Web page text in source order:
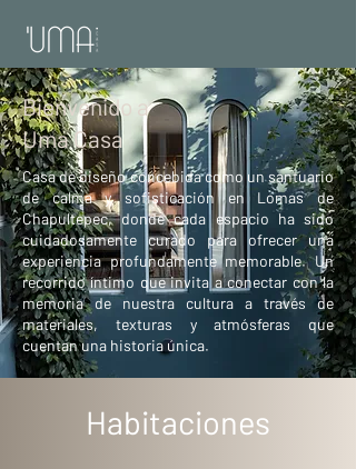
Bienvenido a
Uma Casa
Casa de diseño concebida como un santuario
de calma y sofisticación en Lomas de
Chapultepec, donde cada espacio ha sido
cuidadosamente curado para ofrecer una
experiencia profundamente memorable. Un
recorrido íntimo que invita a conectar con la
memoria de nuestra cultura a través de
materiales, texturas y atmósferas que
cuentan una historia única.
Habitaciones